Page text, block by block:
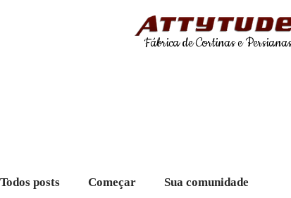
Fábrica de Cortinas e
Todos posts Começar Sua comunidade